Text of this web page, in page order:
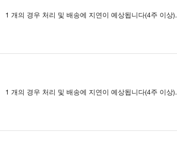
1 개의 경우 처리 및 배송에 지연이 예상됩니다(4주 이상).
1 개의 경우 처리 및 배송에 지연이 예상됩니다(4주 이상).